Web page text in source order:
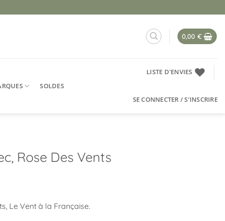
0,00 €
SOLDES
LISTE D'ENVIES
SE CONNECTER / S’INSCRIRE
Rose Des Vents
Le Vent à la Française.